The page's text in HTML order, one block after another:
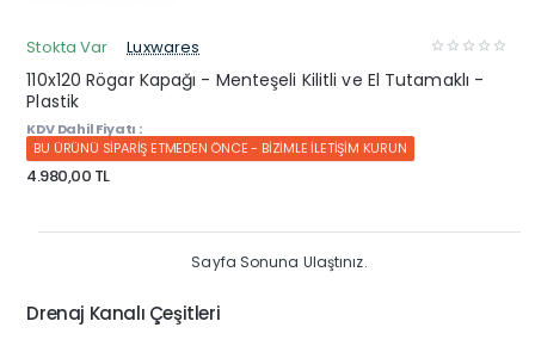
Stokta Var Luxwares
110x120 Rögar Kapağı - Menteşeli Kilitli ve El Tutamaklı -
Plastik
KDV Dahil Fiyatı :
BU ÜRÜNÜ SİPARİŞ ETMEDEN ÖNCE - BİZİMLE İLETİŞİM KURUN
4.980,00 TL
Sayfa Sonuna Ulaştınız.
Drenaj Kanalı Çeşitleri